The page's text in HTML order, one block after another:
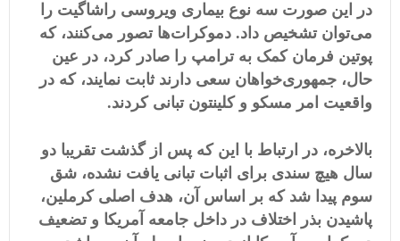
در این صورت سه نوع بیماری ویروسی راشاگیت را
می‌توان تشخیص داد. دموکرات‌ها تصور می‌کنند، که
پوتین فرمان کمک به ترامپ را صادر کرد، در عین
حال، جمهوری‌خواهان سعی دارند ثابت نمایند، که در
واقعیت امر مسکو و کلینتون تبانی کردند.
بالاخره، در ارتباط با این که پس از گذشت تقریبا دو
سال هیچ سندی برای اثبات تبانی یافت نشده، شق
سوم پیدا شد که بر اساس آن، هدف اصلی کرملین،
پاشیدن بذر اختلاف در داخل جامعه آمریکا و تضعیف